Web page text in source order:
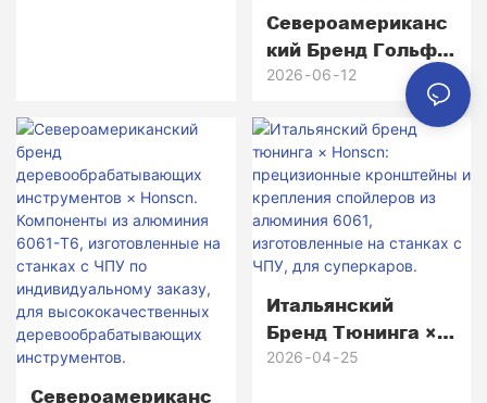
Североамериканс
Кий Бренд Гольф-
Оборудования ×
Высокоточные
Латунные Головки
Для Паттеров,
Изготовленные На
Станках С ЧПУ: От
Прототипа До
Более Чем 5000
Серийных
Образцов.
2026 06 12
Североамериканс
Итальянский
Бренд Тюнинга ×
Honscn:
2026 04 25